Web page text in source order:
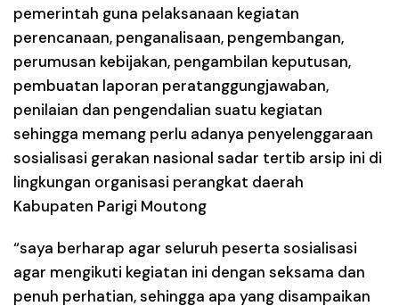
pemerintah guna pelaksanaan kegiatan
perencanaan, penganalisaan, pengembangan,
perumusan kebijakan, pengambilan keputusan,
pembuatan laporan peratanggungjawaban,
penilaian dan pengendalian suatu kegiatan
sehingga memang perlu adanya penyelenggaraan
sosialisasi gerakan nasional sadar tertib arsip ini di
lingkungan organisasi perangkat daerah
Kabupaten Parigi Moutong
“saya berharap agar seluruh peserta sosialisasi
agar mengikuti kegiatan ini dengan seksama dan
penuh perhatian, sehingga apa yang disampaikan